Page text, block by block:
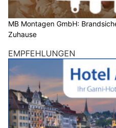
MB Montagen GmbH:
Zuhause
EMPFEHLUNGEN